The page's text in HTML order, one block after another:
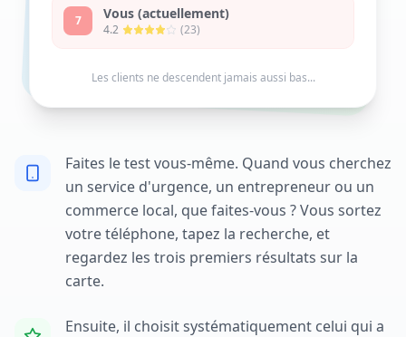
Faites le test vous-même. Quand vous cherchez
un service d'urgence, un entrepreneur ou un
commerce local, que faites-vous ? Vous sortez
votre téléphone, tapez la recherche, et
regardez les trois premiers résultats sur la
carte.
Ensuite, il choisit systématiquement celui qui a
7 Vous (actuellement)
4.2 (23)
Les clients ne descendent jamais aussi bas...